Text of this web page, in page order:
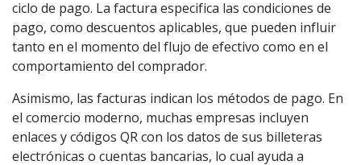
ciclo de pago. La factura especifica las condiciones de
pago, como descuentos aplicables, que pueden influir
tanto en el momento del flujo de efectivo como en el
comportamiento del comprador.
Asimismo, las facturas indican los métodos de pago. En
el comercio moderno, muchas empresas incluyen
enlaces y códigos QR con los datos de sus billeteras
electrónicas o cuentas bancarias, lo cual ayuda a